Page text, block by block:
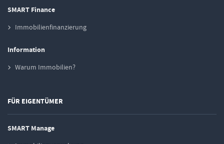
SMART Finance
Immobilienfinanzierung
Information
Warum Immobilien?
FÜR EIGENTÜMER
SMART Manage